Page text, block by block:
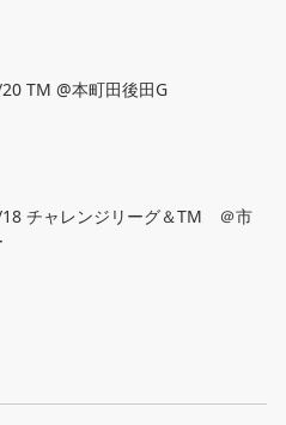
20 TM @本町田後田G
18 チャレンジリーグ＆TM ＠市